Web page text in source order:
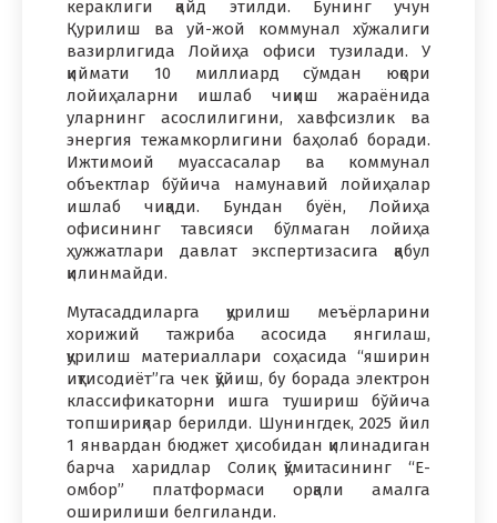
кераклиги қайд этилди. Бунинг учун
Қурилиш ва уй-жой коммунал хўжалиги
вазирлигида Лойиҳа офиси тузилади. У
қиймати 10 миллиард сўмдан юқори
лойиҳаларни ишлаб чиқиш жараёнида
уларнинг асослилигини, хавфсизлик ва
энергия тежамкорлигини баҳолаб боради.
Ижтимоий муассасалар ва коммунал
объектлар бўйича намунавий лойиҳалар
ишлаб чиқади. Бундан буён, Лойиҳа
офисининг тавсияси бўлмаган лойиҳа
ҳужжатлари давлат экспертизасига қабул
қилинмайди.
Мутасаддиларга қурилиш меъёрларини
хорижий тажриба асосида янгилаш,
қурилиш материаллари соҳасида “яширин
иқтисодиёт”га чек қўйиш, бу борада электрон
классификаторни ишга тушириш бўйича
топшириқлар берилди. Шунингдек, 2025 йил
1 январдан бюджет ҳисобидан қилинадиган
барча харидлар Солиқ қўмитасининг “Е-
омбор” платформаси орқали амалга
оширилиши белгиланди.